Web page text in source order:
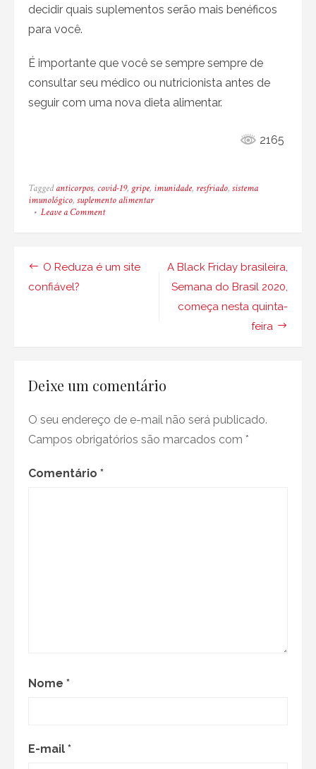
decidir quais suplementos serão mais benéficos
para você.
É importante que você se sempre sempre de
consultar seu médico ou nutricionista antes de
seguir com uma nova dieta alimentar.
2165
Taggedanticorpos, covid-19, gripe, imunidade, resfriado, sistema
imunológico, suplemento alimentar
Leave a Commenton
melhorar
Navegação
de
O Reduza é um site
confiável?
A Black Friday brasileira,
Semana do Brasil 2020,
começa nesta quinta-
feira
Deixe um comentário
O seu endereço de e-mail não será publicado.
Campos obrigatórios são marcados com *
Comentário *
Nome *
E-mail *